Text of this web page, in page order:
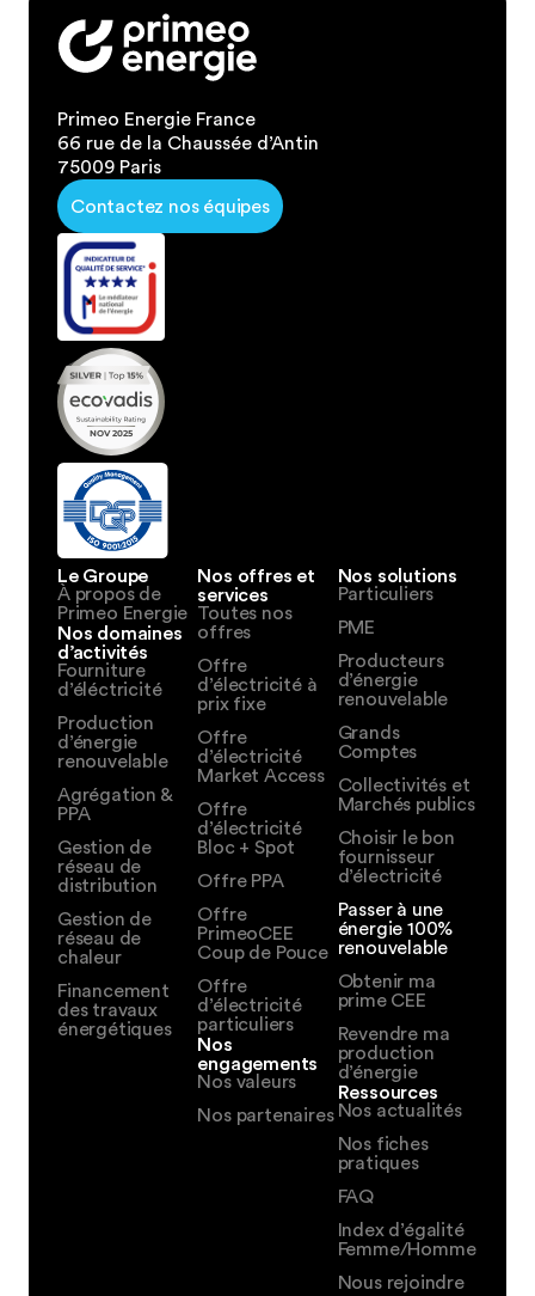
Primeo Energie France
66 rue de la Chaussée d’Antin
75009 Paris
Contactez nos équipes
Le Groupe
À propos de
Primeo Energie
Nos domaines
d’activités
Fourniture
d’éléctricité
Production
d’énergie
renouvelable
Agrégation &
PPA
Gestion de
réseau de
distribution
Gestion de
réseau de
chaleur
Financement
des travaux
énergétiques
Nos offres et
services
Toutes nos
offres
Offre
d’électricité à
prix fixe
Offre
d’électricité
Market Access
Offre
d’électricité
Bloc + Spot
Offre PPA
Offre
PrimeoCEE
Coup de Pouce
Offre
d’électricité
particuliers
Nos
engagements
Nos valeurs
Nos partenaires
Nos solutions
Particuliers
PME
Producteurs
d’énergie
renouvelable
Grands
Comptes
Collectivités et
Marchés publics
Choisir le bon
fournisseur
d’électricité
Passer à une
énergie 100%
renouvelable
Obtenir ma
prime CEE
Revendre ma
production
d’énergie
Ressources
Nos actualités
Nos fiches
pratiques
FAQ
Index d’égalité
Femme/Homme
Nous rejoindre